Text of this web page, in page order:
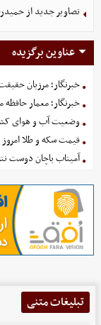
تصاویر جدید از
عناوین برگزیده
خبرنگار؛ مرزبان
خبرنگار؛ معمار
وضعیت آب و هوای کشور
قیمت سکه و طلا امروز شنبه ۱۷
آمیتاب باچان دوست
تبلیغات متنی